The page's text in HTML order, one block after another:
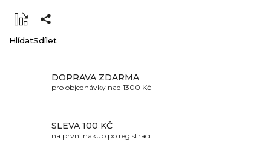
HlídatSdílet
DOPRAVA ZDARMA
pro objednávky nad 1300 Kč
SLEVA 100 KČ
na první nákup po registraci